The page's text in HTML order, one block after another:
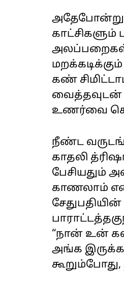
அதேபோன்று
காட்சிகளும்
அலப்பறைகள்,
கண்
வைத்தவுடன்
உணர்வை
நீண்ட
காதலி
பேசியதும்
காணலாம்
“நான் உன்
அங்க இருக்க